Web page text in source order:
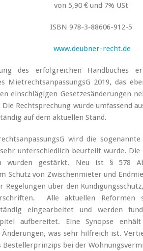
von 5,90 € und 7% USt
ISBN 978-3-88606-912-5
www.deubner-recht.de
des erfolgreichen Handbuches
MietrechtsanpassungsG 2019, das
einschlägigen Gesetzesänderungen
Rechtsprechung wurde umfassend
auf dem aktuellen Stand.
wird die
unterschiedlich beurteilt wurde.
wurden gestärkt. Neu ist § 578
Schutz von Zwischenmieter und
Regelungen über den
Alle aktuellen Reformen
eingearbeitet und werden
aufbereitet. Eine Synopse
Änderungen, was sehr hilfreich ist.
Bestellerprinzips bei der